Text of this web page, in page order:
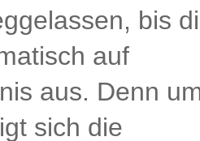
bis
auf
aus. Denn
sich die